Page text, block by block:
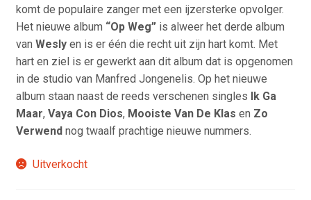
komt de populaire zanger met een ijzersterke opvolger.
Het nieuwe album “Op Weg”is alweer het derde album
van Weslyen is er één die recht uit zijn hart komt. Met
hart en ziel is er gewerkt aan dit album dat is opgenomen
in de studio van Manfred Jongenelis. Op het nieuwe
album staan naast de reeds verschenen singles
Ik Ga
Maar, Vaya Con Dios, Mooiste Van De Klas en Zo
Verwend nog twaalf prachtige nieuwe nummers.
Uitverkocht